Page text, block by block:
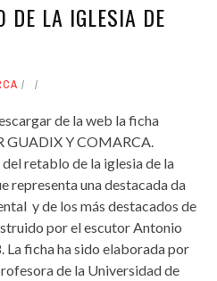
DE LA IGLESIA DE
de la web la ficha
GUADIX Y COMARCA.
retablo de la iglesia de la
representa una destacada da
y de los más destacados de
por el escutor Antonio
ficha ha sido elaborada por
de la Universidad de